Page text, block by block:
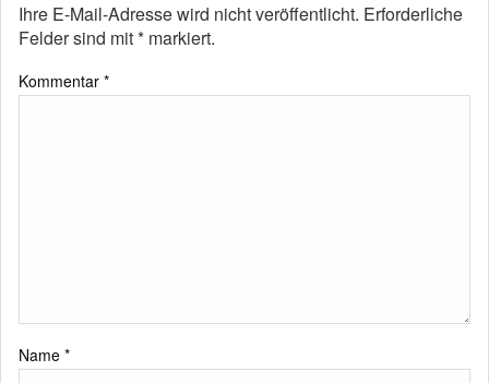
Ihre E-Mail-Adresse wird nicht veröffentlicht. Erforderliche
Felder sind mit* markiert.
Kommentar *
Name *